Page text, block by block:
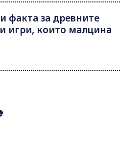
факта за древните
игри, които малцина